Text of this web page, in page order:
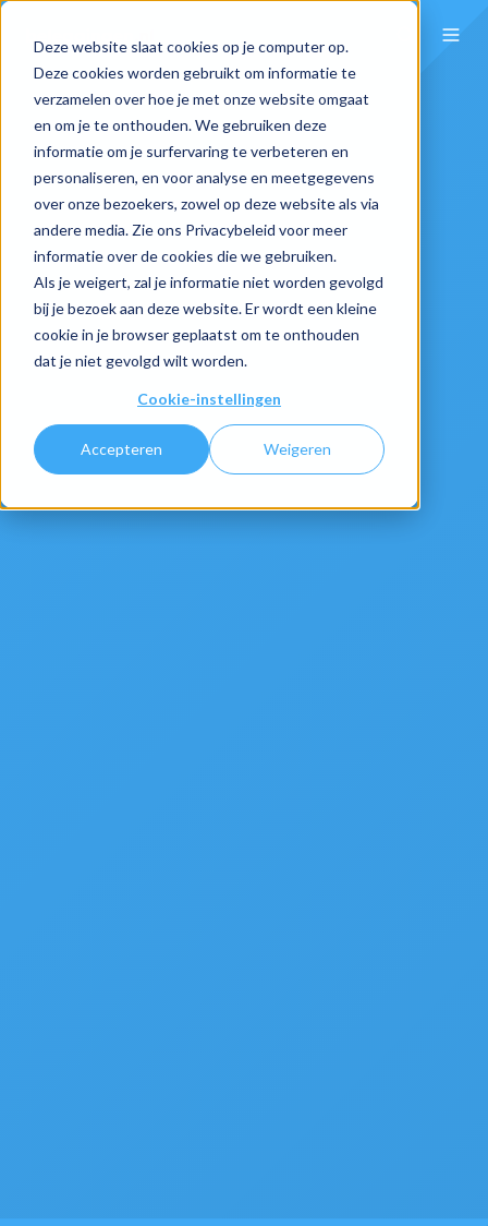
Deze website slaat cookies op je computer op.
Deze cookies worden gebruikt om informatie te
verzamelen over hoe je met onze website omgaat
en om je te onthouden. We gebruiken deze
informatie om je surfervaring te verbeteren en
personaliseren, en voor analyse en meetgegevens
over onze bezoekers, zowel op deze website als via
andere media. Zie ons Privacybeleid voor meer
informatie over de cookies die we gebruiken.
Als je weigert, zal je informatie niet worden gevolgd
bij je bezoek aan deze website. Er wordt een kleine
cookie in je browser geplaatst om te onthouden
dat je niet gevolgd wilt worden.
Cookie-instellingen
Accepteren Weigeren